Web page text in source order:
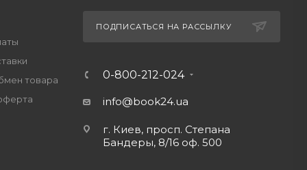
товара
ПОДПИСАТЬСЯ НА РАССЫЛКУ
0-800-212-024
info@book24.ua
г. Киев, просп. Степана
Бандеры, 8/16 оф. 500